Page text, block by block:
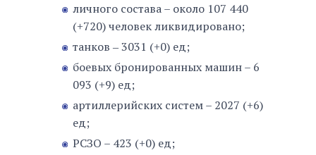
личного состава – около 107 440
(+720) человек ликвидировано;
танков ‒ 3031 (+0) ед;
боевых бронированных машин – 6
093 (+9) ед;
артиллерийских систем – 2027 (+6)
ед;
РСЗО – 423 (+0) ед;